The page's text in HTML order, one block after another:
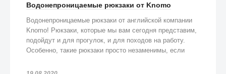
Водонепроницаемые рюкзаки от Knomo
Водонепроницаемые рюкзаки от английской компании
Knomo! Рюкзаки, которые мы вам сегодня представим,
подойдут и для прогулок, и для походов на работу.
Особенно, такие рюкзаки просто незаменимы, если